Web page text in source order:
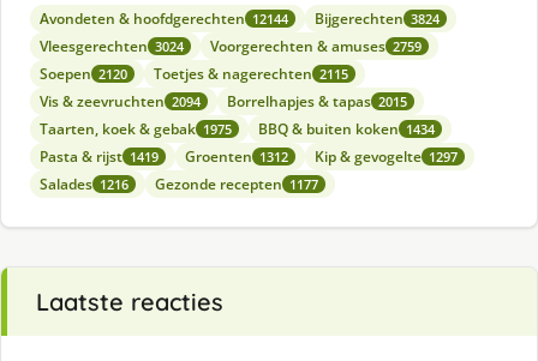
Avondeten & hoofdgerechten 12144 Bijgerechten 3824
Vleesgerechten 3024 Voorgerechten & amuses 2759
Soepen 2120 Toetjes & nagerechten 2115
Vis & zeevruchten 2094 Borrelhapjes & tapas 2015
Taarten, koek & gebak 1975 BBQ & buiten koken 1434
Pasta & rijst 1419 Groenten 1312 Kip & gevogelte 1297
Salades 1216 Gezonde recepten 1177
Laatste reacties